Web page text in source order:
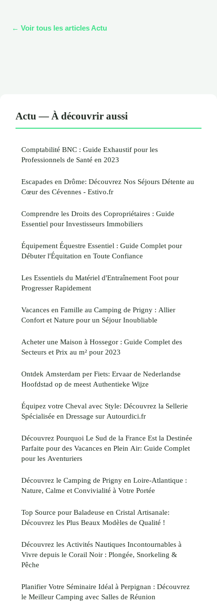
← Voir tous les articles Actu
Actu — À découvrir aussi
Comptabilité BNC : Guide Exhaustif pour les
Professionnels de Santé en 2023
Escapades en Drôme: Découvrez Nos Séjours Détente au
Cœur des Cévennes - Estivo.fr
Comprendre les Droits des Copropriétaires : Guide
Essentiel pour Investisseurs Immobiliers
Équipement Équestre Essentiel : Guide Complet pour
Débuter l'Équitation en Toute Confiance
Les Essentiels du Matériel d'Entraînement Foot pour
Progresser Rapidement
Vacances en Famille au Camping de Prigny : Allier
Confort et Nature pour un Séjour Inoubliable
Acheter une Maison à Hossegor : Guide Complet des
Secteurs et Prix au m² pour 2023
Ontdek Amsterdam per Fiets: Ervaar de Nederlandse
Hoofdstad op de meest Authentieke Wijze
Équipez votre Cheval avec Style: Découvrez la Sellerie
Spécialisée en Dressage sur Autourdici.fr
Découvrez Pourquoi Le Sud de la France Est la Destinée
Parfaite pour des Vacances en Plein Air: Guide Complet
pour les Aventuriers
Découvrez le Camping de Prigny en Loire-Atlantique :
Nature, Calme et Convivialité à Votre Portée
Top Source pour Baladeuse en Cristal Artisanale:
Découvrez les Plus Beaux Modèles de Qualité !
Découvrez les Activités Nautiques Incontournables à
Vivre depuis le Corail Noir : Plongée, Snorkeling &
Pêche
Planifier Votre Séminaire Idéal à Perpignan : Découvrez
le Meilleur Camping avec Salles de Réunion